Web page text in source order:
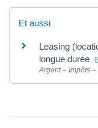
Et aussi
Leasing
longue durée
Argent – Impôts